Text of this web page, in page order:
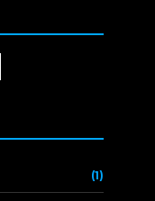
(1)